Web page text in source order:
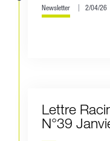
Newsletter 2/04/26
Lettre
N°39